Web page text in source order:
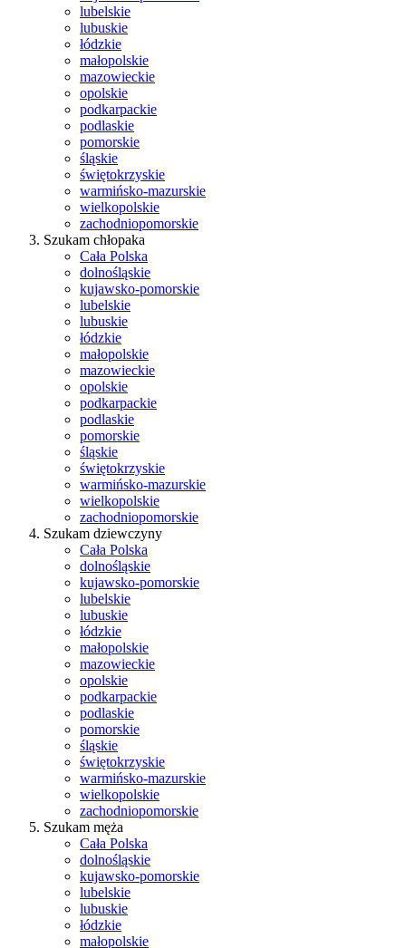
lubelskie
lubuskie
łódzkie
małopolskie
mazowieckie
opolskie
podkarpackie
podlaskie
pomorskie
śląskie
świętokrzyskie
warmińsko-mazurskie
wielkopolskie
zachodniopomorskie
Szukam chłopaka
Cała Polska
dolnośląskie
kujawsko-pomorskie
lubelskie
lubuskie
łódzkie
małopolskie
mazowieckie
opolskie
podkarpackie
podlaskie
pomorskie
śląskie
świętokrzyskie
warmińsko-mazurskie
wielkopolskie
zachodniopomorskie
Szukam dziewczyny
Cała Polska
dolnośląskie
kujawsko-pomorskie
lubelskie
lubuskie
łódzkie
małopolskie
mazowieckie
opolskie
podkarpackie
podlaskie
pomorskie
śląskie
świętokrzyskie
warmińsko-mazurskie
wielkopolskie
zachodniopomorskie
Szukam męża
Cała Polska
dolnośląskie
kujawsko-pomorskie
lubelskie
lubuskie
łódzkie
małopolskie